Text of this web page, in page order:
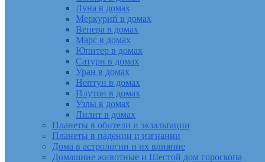
Луна в домах
Меркурий в домах
Венера в домах
Марс в домах
Юпитер в домах
Сатурн в домах
Уран в домах
Нептун в домах
Плутон в домах
Узлы в домах
Лилит в домах
Планеты в обители и экзальтации
Планеты в падении и изгнании
Дома в астрологии и их влияние
Домашние животные и Шестой дом гороскопа